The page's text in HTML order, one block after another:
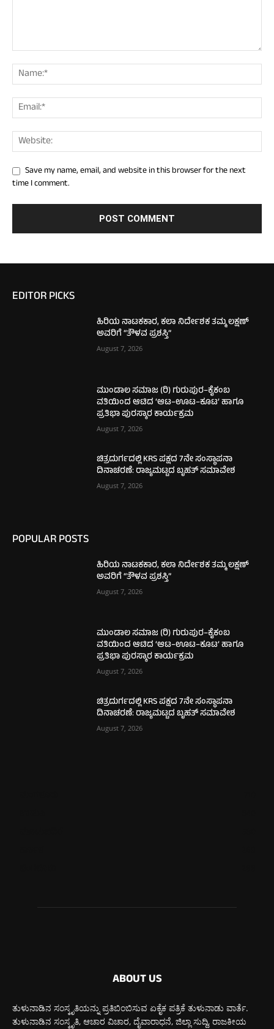
Save my name, email, and website in this browser for the next
time I comment.
EDITOR PICKS
ಹಿರಿಯ ನಾಟಕಕಾರ, ಕಲಾ ನಿರ್ದೇಶಕ ತಮ್ಮ ಲಕ್ಷಣ್
ಅವರಿಗೆ “ತೌಳವ ಪ್ರಶಸ್ತಿ”
August 7, 2026
ಮುಂಡಾಲ ಸಮಾಜ (ರಿ) ಗುರುಪುರ–ಕೈಕಂಬ
ವತಿಯಿಂದ ಆಟಿದ ‘ಆಟ–ಊಟ–ಕೂಟ’ ಹಾಗೂ
ಪ್ರತಿಭಾ ಪುರಸ್ಕಾರ ಕಾರ್ಯಕ್ರಮ
August 7, 2026
ಚಿತ್ರದುರ್ಗದಲ್ಲಿ KRS ಪಕ್ಷದ 7ನೇ ಸಂಸ್ಥಾಪನಾ
ದಿನಾಚರಣೆ: ರಾಜ್ಯಮಟ್ಟದ ಬೃಹತ್ ಸಮಾವೇಶ
August 7, 2026
POPULAR POSTS
ಹಿರಿಯ ನಾಟಕಕಾರ, ಕಲಾ ನಿರ್ದೇಶಕ ತಮ್ಮ ಲಕ್ಷಣ್
ಅವರಿಗೆ “ತೌಳವ ಪ್ರಶಸ್ತಿ”
August 7, 2026
ಮುಂಡಾಲ ಸಮಾಜ (ರಿ) ಗುರುಪುರ–ಕೈಕಂಬ
ವತಿಯಿಂದ ಆಟಿದ ‘ಆಟ–ಊಟ–ಕೂಟ’ ಹಾಗೂ
ಪ್ರತಿಭಾ ಪುರಸ್ಕಾರ ಕಾರ್ಯಕ್ರಮ
August 7, 2026
ಚಿತ್ರದುರ್ಗದಲ್ಲಿ KRS ಪಕ್ಷದ 7ನೇ ಸಂಸ್ಥಾಪನಾ
ದಿನಾಚರಣೆ: ರಾಜ್ಯಮಟ್ಟದ ಬೃಹತ್ ಸಮಾವೇಶ
August 7, 2026
ABOUT US
ತುಳುನಾಡಿನ ಸಂಸ್ಕೃತಿಯನ್ನು ಪ್ರತಿಬಿಂಬಿಸುವ ಏಕೈಕ ಪತ್ರಿಕೆ ತುಳುನಾಡು ವಾರ್ತೆ.
ತುಳುನಾಡಿನ ಸಂಸ್ಕೃತಿ, ಆಚಾರ ವಿಚಾರ, ದೈವಾರಾಧನೆ, ಜಿಲ್ಲಾ ಸುದ್ದಿ, ರಾಜಕೀಯ